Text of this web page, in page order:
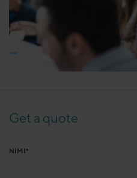
Get a quote
NIMI*